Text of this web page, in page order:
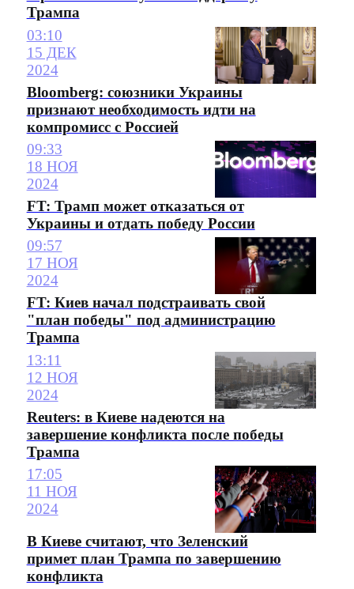
Трампа
03:10
15 ДЕК
2024
Bloomberg: союзники Украины
признают необходимость идти на
компромисс с Россией
09:33
18 НОЯ
2024
FT: Трамп может отказаться от
Украины и отдать победу России
09:57
17 НОЯ
2024
FT: Киев начал подстраивать свой
"план победы" под администрацию
Трампа
13:11
12 НОЯ
2024
Reuters: в Киеве надеются на
завершение конфликта после победы
Трампа
17:05
11 НОЯ
2024
В Киеве считают, что Зеленский
примет план Трампа по завершению
конфликта